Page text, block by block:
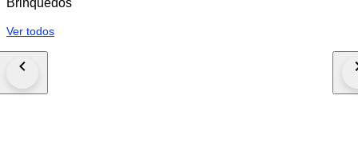
Brinquedos
Ver todos